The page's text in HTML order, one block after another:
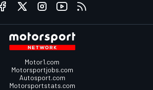
Motor1.com
Motorsportjobs.com
Autosport.com
Motorsportstats.com